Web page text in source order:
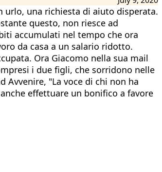
urlo, una richiesta di aiuto disperata.
questo, non riesce ad
accumulati nel tempo che ora
da casa a un salario ridotto.
Ora Giacomo nella sua mail
i due figli, che sorridono nelle
"La voce di chi non ha
effettuare un bonifico a favore